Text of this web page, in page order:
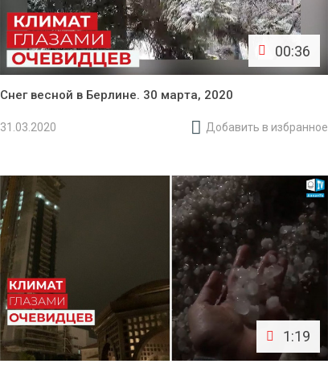
00:36
Снег весной в Берлине. 30 марта, 2020
31.03.2020 Добавить в избранное
1:19